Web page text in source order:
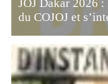
JOJ Dakar 2026
du COJOJ et